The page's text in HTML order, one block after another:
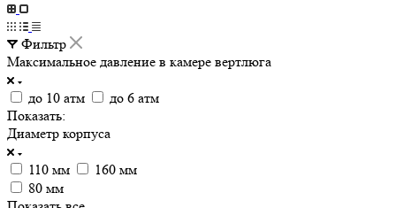
Фильтр
Максимальное давление в камере вертлюга
до 10 атм
до 6 атм
Показать:
Диаметр корпуса
110 мм
160 мм
80 мм